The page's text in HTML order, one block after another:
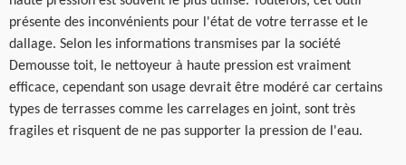
présente des inconvénients pour l'état de votre terrasse et le
dallage. Selon les informations transmises par la société
Demousse toit, le nettoyeur à haute pression est vraiment
efficace, cependant son usage devrait être modéré car certains
types de terrasses comme les carrelages en joint, sont très
fragiles et risquent de ne pas supporter la pression de l'eau.